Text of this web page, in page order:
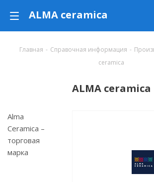
ALMA ceramica
Главная - Справочная информация -
ceramica
ALMA ceramica
Alma
Ceramica –
торговая
марка